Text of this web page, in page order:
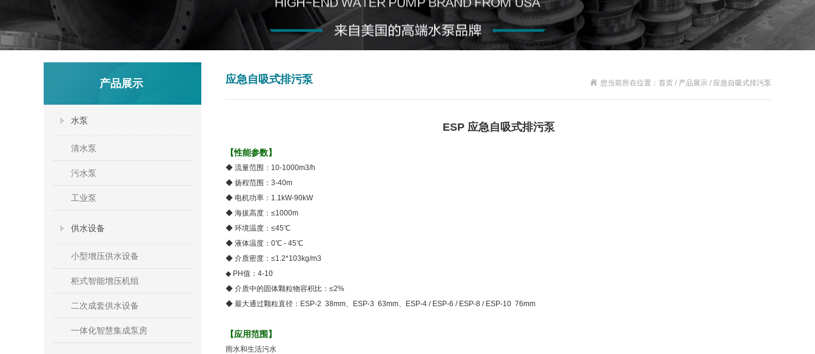
产品展示
水泵
清水泵
污水泵
工业泵
供水设备
小型增压供水设备
柜式智能增压机组
二次成套供水设备
一体化智慧集成泵房
应急自吸式排污泵 您当前所在位置：首页 / 产品展示 / 应急自吸式排污泵
ESP 应急自吸式排污泵
【性能参数】
◆ 流量范围： 10-1000m3/h
◆ 扬程范围： 3-40m
◆ 电机功率： 1.1kW-90kW
◆ 海拔高度： ≤1000m
◆ 环境温度： ≤45℃
◆ 液体温度： 0℃ - 45℃
◆ 介质密度： ≤1.2*103kg/m3
◆ PH值： 4-10
◆ 介质中的固体颗粒物容积比： ≤2%
◆ 最大通过颗粒直径：ESP-2 38mm、ESP-3 63mm、 ESP-4 / ESP-6 / ESP-8 / ESP-10 76mm
【应用范围 】
雨水和生活污水